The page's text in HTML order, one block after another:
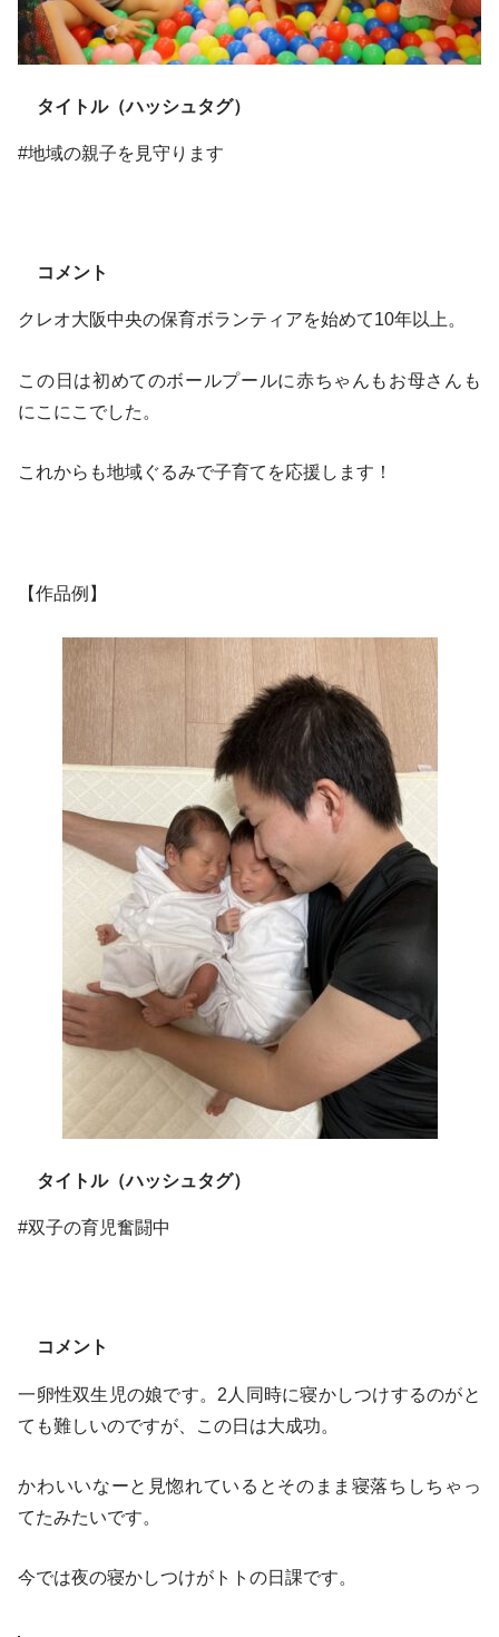
タイトル（ハッシュタグ）
#地域の親子を見守ります
コメント
クレオ大阪中央の保育ボランティアを始めて10年以上。
この日は初めてのボールプールに赤ちゃんもお母さんも
にこにこでした。
これからも地域ぐるみで子育てを応援します！
【作品例】
タイトル（ハッシュタグ）
#双子の育児奮闘中
コメント
一卵性双生児の娘です。2人同時に寝かしつけするのがと
ても難しいのですが、この日は大成功。
かわいいなーと見惚れているとそのまま寝落ちしちゃっ
てたみたいです。
今では夜の寝かしつけがトトの日課です。